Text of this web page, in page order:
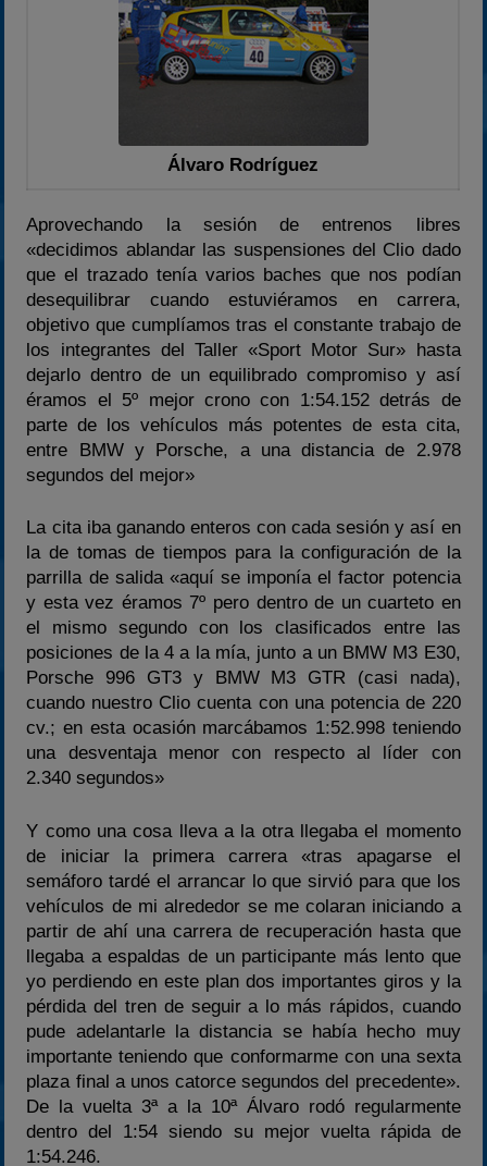
Álvaro Rodríguez
Aprovechando la sesión de entrenos libres
«decidimos ablandar las suspensiones del Clio dado
que el trazado tenía varios baches que nos podían
desequilibrar cuando estuviéramos en carrera,
objetivo que cumplíamos tras el constante trabajo de
los integrantes del Taller «Sport Motor Sur» hasta
dejarlo dentro de un equilibrado compromiso y así
éramos el 5º mejor crono con 1:54.152 detrás de
parte de los vehículos más potentes de esta cita,
entre BMW y Porsche, a una distancia de 2.978
segundos del mejor»
La cita iba ganando enteros con cada sesión y así en
la de tomas de tiempos para la configuración de la
parrilla de salida «aquí se imponía el factor potencia
y esta vez éramos 7º pero dentro de un cuarteto en
el mismo segundo con los clasificados entre las
posiciones de la 4 a la mía, junto a un BMW M3 E30,
Porsche 996 GT3 y BMW M3 GTR (casi nada),
cuando nuestro Clio cuenta con una potencia de 220
cv.; en esta ocasión marcábamos 1:52.998 teniendo
una desventaja menor con respecto al líder con
2.340 segundos»
Y como una cosa lleva a la otra llegaba el momento
de iniciar la primera carrera «tras apagarse el
semáforo tardé el arrancar lo que sirvió para que los
vehículos de mi alrededor se me colaran iniciando a
partir de ahí una carrera de recuperación hasta que
llegaba a espaldas de un participante más lento que
yo perdiendo en este plan dos importantes giros y la
pérdida del tren de seguir a lo más rápidos, cuando
pude adelantarle la distancia se había hecho muy
importante teniendo que conformarme con una sexta
plaza final a unos catorce segundos del precedente».
De la vuelta 3ª a la 10ª Álvaro rodó regularmente
dentro del 1:54 siendo su mejor vuelta rápida de
1:54.246.